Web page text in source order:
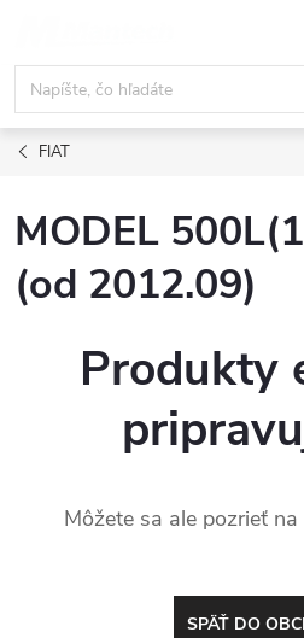
obsah
FIAT
MODEL
(od 2012.09)
Produkty
Môžete sa ale pozrieť
SPÄŤ DO